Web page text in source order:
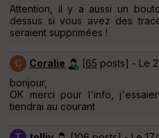
Attention, il y a aussi un
dessus si vous avez des
seraient supprimées !
C Coralie [65 posts] - Le
bonjour,
OK merci pour l'info,
tiendrai au courant